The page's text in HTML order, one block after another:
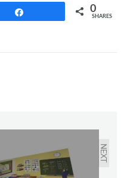
0
SHARES
NEXT